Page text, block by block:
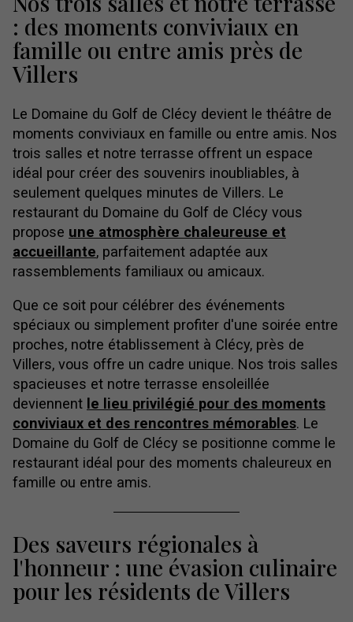
: des moments conviviaux en
famille ou entre amis près de
Villers
Le Domaine du Golf de Clécy devient le théâtre de
moments conviviaux en famille ou entre amis. Nos
trois salles et notre terrasse offrent un espace
idéal pour créer des souvenirs inoubliables, à
seulement quelques minutes de Villers. Le
restaurant du Domaine du Golf de Clécy vous
propose une atmosphère chaleureuse et
accueillante, parfaitement adaptée aux
rassemblements familiaux ou amicaux.
Que ce soit pour célébrer des événements
spéciaux ou simplement profiter d'une soirée entre
proches, notre établissement à Clécy, près de
Villers, vous offre un cadre unique. Nos trois salles
spacieuses et notre terrasse ensoleillée
deviennent le lieu privilégié pour des moments
conviviaux et des rencontres mémorables. Le
Domaine du Golf de Clécy se positionne comme le
restaurant idéal pour des moments chaleureux en
famille ou entre amis.
Des saveurs régionales à
l'honneur : une évasion culinaire
pour les résidents de Villers